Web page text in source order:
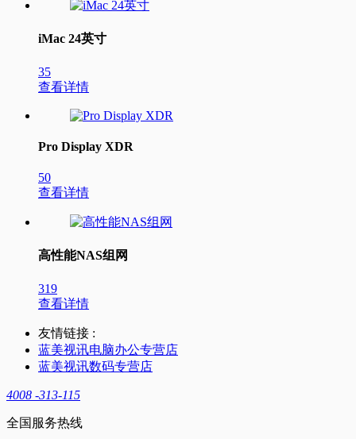
iMac 24英寸
35
查看详情
Pro Display XDR
50
查看详情
高性能NAS组网
319
查看详情
友情链接 :
蓝美视讯电脑办公专营店
蓝美视讯数码专营店
4008 -313-115
全国服务热线